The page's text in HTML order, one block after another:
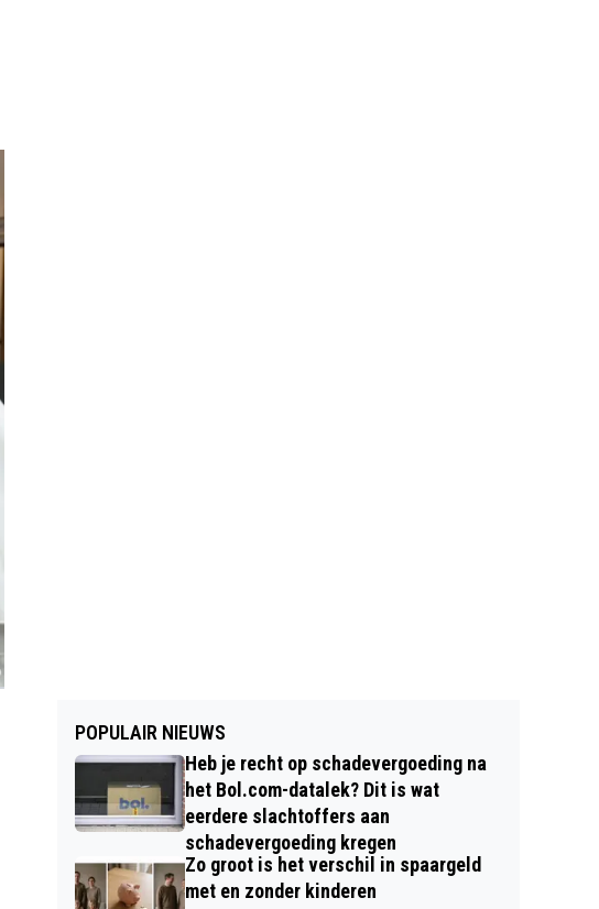
POPULAIR NIEUWS
Heb je recht op schadevergoeding na
het Bol.com-datalek? Dit is wat
eerdere slachtoffers aan
schadevergoeding kregen
Zo groot is het verschil in spaargeld
met en zonder kinderen